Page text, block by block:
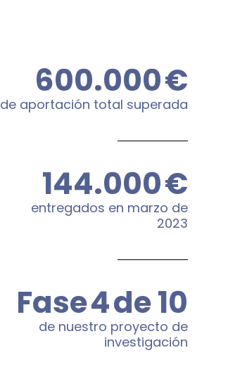
600.000€
de aportación total superada
144.000€
entregados en marzo de
2023
Fase4de 10
de nuestro proyecto de
investigación